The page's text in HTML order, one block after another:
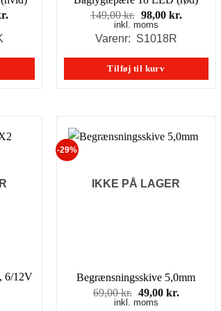
kr..
98,00 kr..
149,00kr. Den
oprindelige
pris
149,00 kr..
98,00 kr.Den
98,00 kr..
inkl. moms
Varenr: S1018R
Tilføj til kurv
6/12V
-29%
IKKE PÅ LAGER
Begrænsningsskive 5,0mm
69,00kr. Den
oprindelige
49,00 kr.Den
inkl. moms